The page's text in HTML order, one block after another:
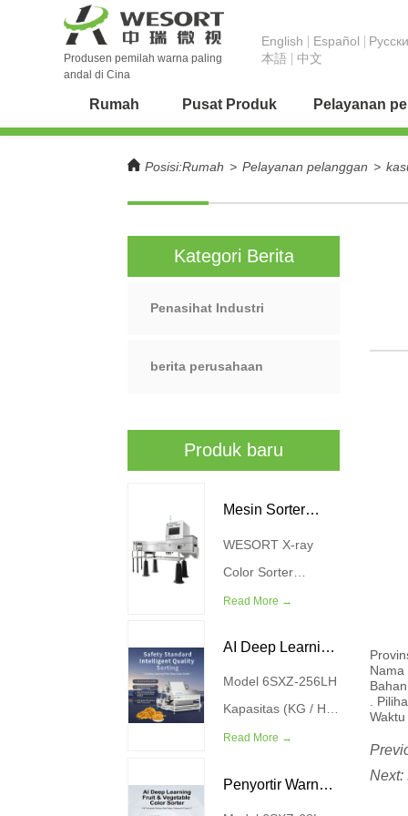
Produsen pemilah warna paling
andal di Cina
English Español
本語
中文
Rumah Pusat Produk Pelayanan
Posisi:Rumah > Pelayanan pelanggan >
Kategori Berita
Penasihat Industri
berita perusahaan
Produk baru
Mesin Sorter
Warna R-ray
WESORT X-ray
Color Sorter
Machine
teknologi
pencitraan sinar-X
canggih dengan
algoritma
mendalam AI untuk
Read More →
AI Deep Learning
Meat Floss Color
Sorter
Model 6SXZ-256LH
Kapasitas (KG / H)
200-300 Kekuatan
Sumber Udara
Read More →
Penyortir Warna
Nama
.
Next: